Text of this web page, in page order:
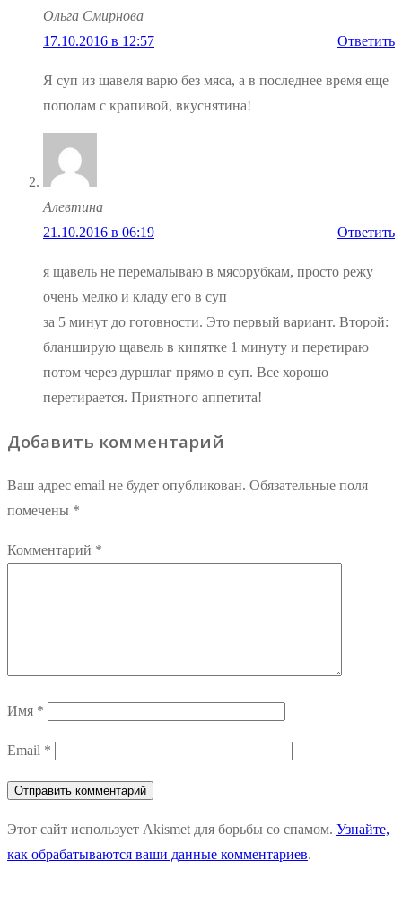
Ольга Смирнова
17.10.2016 в 12:57
Ответить
Я суп из щавеля варю без мяса, а в последнее время еще
пополам с крапивой, вкуснятина!
Алевтина
21.10.2016 в 06:19
Ответить
я щавель не перемалываю в мясорубкам, просто режу
очень мелко и кладу его в суп
за 5 минут до готовности. Это первый вариант. Второй:
бланширую щавель в кипятке 1 минуту и перетираю
потом через дуршлаг прямо в суп. Все хорошо
перетирается. Приятного аппетита!
Добавить комментарий
Ваш адрес email не будет опубликован. Обязательные поля
помечены *
Комментарий *
Имя *
Email *
Этот сайт использует Akismet для борьбы со спамом. Узнайте,
как обрабатываются ваши данные комментариев.